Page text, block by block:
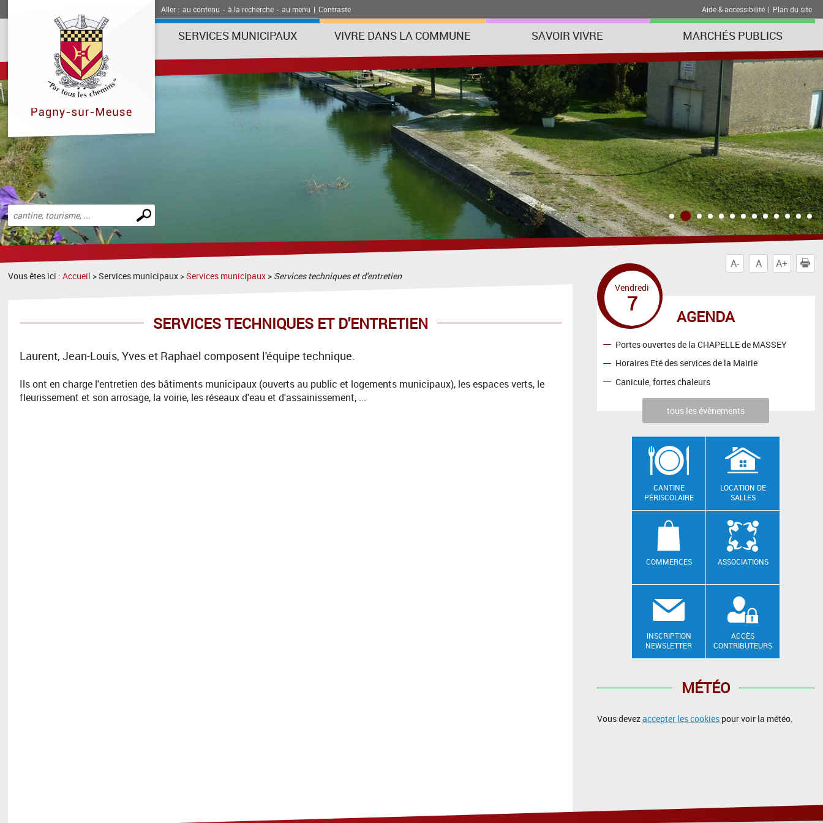
Aller : au contenu - à la recherche - au menu | Contraste Aide & accessibilité | Plan du site
SERVICES MUNICIPAUX VIVRE DANS LA COMMUNE SAVOIR VIVRE MARCHÉS PUBLICS
Effectuer
une
recherche
A- A A+
Vous êtes ici :Accueil > Services municipaux >Services municipaux > Services techniques et d'entretien
SERVICES TECHNIQUES ET D'ENTRETIEN
Laurent, Jean-Louis, Yves et Raphaël composent l'équipe technique.
Ils ont en charge l'entretien des bâtiments municipaux (ouverts au public et logements municipaux), les espaces verts, le
fleurissement et son arrosage, la voirie, les réseaux d'eau et d'assainissement, ...
AGENDA
Vendredi
7
Portes ouvertes de la CHAPELLE de MASSEY
Horaires Eté des services de la Mairie
Canicule, fortes chaleurs
tous les évènements
CANTINE
PÉRISCOLAIRE
LOCATION DE
SALLES
COMMERCES ASSOCIATIONS
INSCRIPTION
NEWSLETTER
ACCÈS
CONTRIBUTEURS
MÉTÉO
Vous devezaccepter les cookies pour voir la météo.